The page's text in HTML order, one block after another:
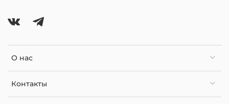
О нас
Контакты